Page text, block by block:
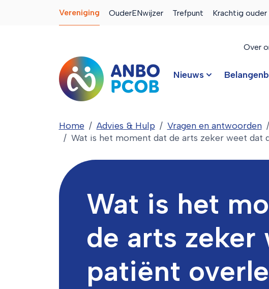
Vereniging OuderENwijzer Trefpunt Krachtig ouder
Over
Nieuws
Home Advies & Hulp Vragen en antwoorden
Wat is het moment dat de arts zeker weet dat
Wat is het
de arts zeker
patiënt